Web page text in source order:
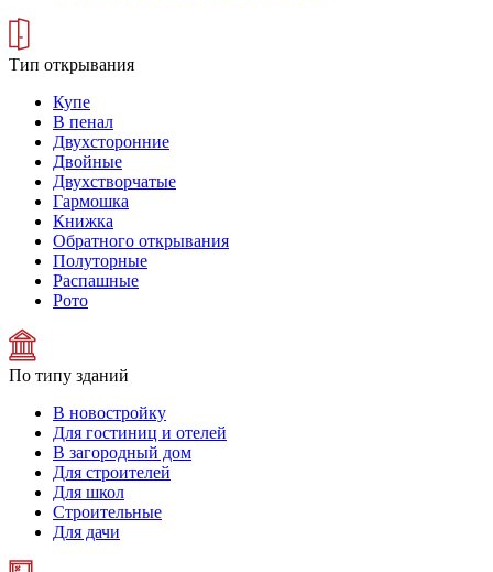
Тип открывания
Купе
В пенал
Двухсторонние
Двойные
Двухстворчатые
Гармошка
Книжка
Обратного открывания
Полуторные
Распашные
Рото
По типу зданий
В новостройку
Для гостиниц и отелей
В загородный дом
Для строителей
Для школ
Строительные
Для дачи